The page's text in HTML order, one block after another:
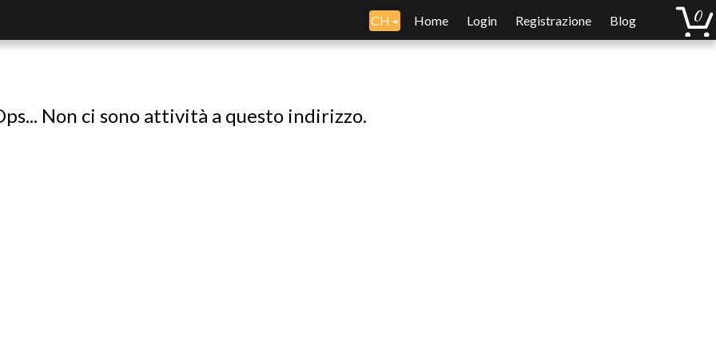
CH Home Login Registrazione Blog
Non ci sono attività a questo indirizzo.